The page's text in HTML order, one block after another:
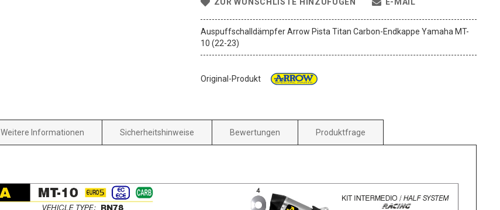
ZUR WUNSCHLISTE HINZUFÜGEN E-MAIL
Auspuffschalldämpfer Arrow Pista Titan Carbon-Endkappe Yamaha MT-
10 (22-23)
Original-Produkt
Weitere Informationen Sicherheitshinweise Bewertungen Produktfrage